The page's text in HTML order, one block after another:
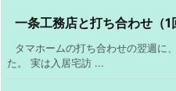
一条工務店と打ち合わせ（1
タマホームの打ち合わせの翌週に
た。 実は入居宅訪 ...